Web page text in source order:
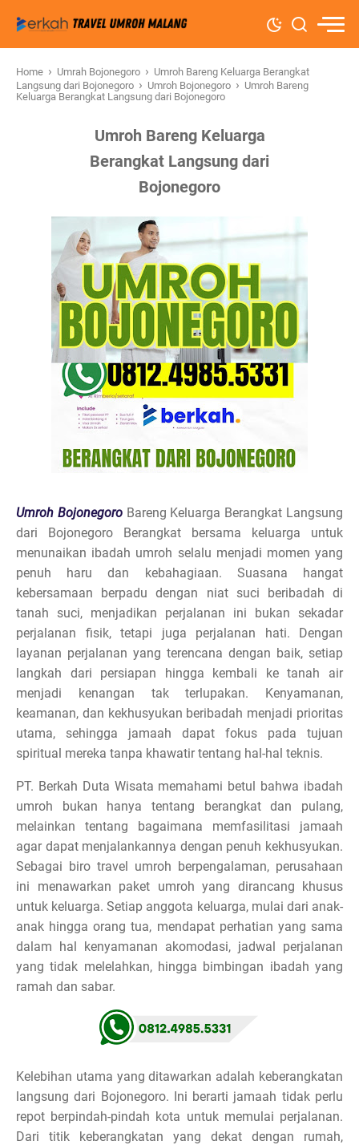
Home › Umrah Bojonegoro › Umroh Bareng Keluarga Berangkat
Langsung dari Bojonegoro › Umroh Bojonegoro › Umroh Bareng
Keluarga Berangkat Langsung dari Bojonegoro
Umroh Bareng Keluarga
Berangkat Langsung dari
Bojonegoro
Umroh BojonegoroBareng Keluarga Berangkat Langsung
dari Bojonegoro Berangkat bersama keluarga untuk
menunaikan ibadah umroh selalu menjadi momen yang
penuh haru dan kebahagiaan. Suasana hangat
kebersamaan berpadu dengan niat suci beribadah di
tanah suci, menjadikan perjalanan ini bukan sekadar
perjalanan fisik, tetapi juga perjalanan hati. Dengan
layanan perjalanan yang terencana dengan baik, setiap
langkah dari persiapan hingga kembali ke tanah air
menjadi kenangan tak terlupakan. Kenyamanan,
keamanan, dan kekhusyukan beribadah menjadi prioritas
utama, sehingga jamaah dapat fokus pada tujuan
spiritual mereka tanpa khawatir tentang hal-hal teknis.
PT. Berkah Duta Wisata memahami betul bahwa ibadah
umroh bukan hanya tentang berangkat dan pulang,
melainkan tentang bagaimana memfasilitasi jamaah
agar dapat menjalankannya dengan penuh kekhusyukan.
Sebagai biro travel umroh berpengalaman, perusahaan
ini menawarkan paket umroh yang dirancang khusus
untuk keluarga. Setiap anggota keluarga, mulai dari anak-
anak hingga orang tua, mendapat perhatian yang sama
dalam hal kenyamanan akomodasi, jadwal perjalanan
yang tidak melelahkan, hingga bimbingan ibadah yang
ramah dan sabar.
Kelebihan utama yang ditawarkan adalah keberangkatan
langsung dari Bojonegoro. Ini berarti jamaah tidak perlu
repot berpindah-pindah kota untuk memulai perjalanan.
Dari titik keberangkatan yang dekat dengan rumah,